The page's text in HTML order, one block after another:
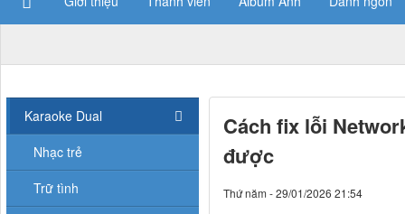
Cách fix lỗi
được
Thứ năm - 29/01/2026 21:54
Karaoke Dual
Nhạc trẻ
Trữ tình